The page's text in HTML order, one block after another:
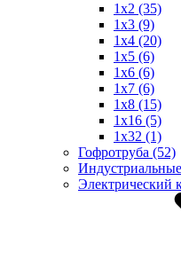
1x2 (35)
1x3 (9)
1x4 (20)
1x5 (6)
1x6 (6)
1x7 (6)
1x8 (15)
1x16 (5)
1x32 (1)
Гофротруба (52)
Электрический